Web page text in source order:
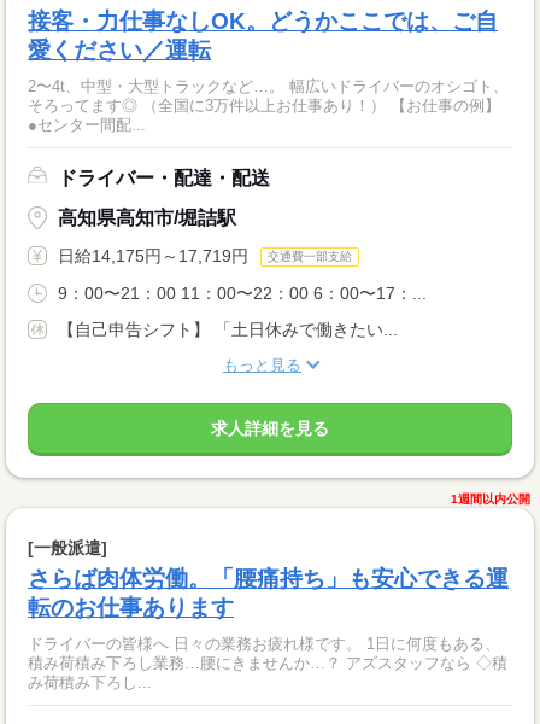
接客・力仕事なしOK。どうかここでは、ご自
愛ください／運転
2〜4t、中型・大型トラックなど…。 幅広いドライバーのオシゴト、
そろってます◎ （全国に3万件以上お仕事あり！） 【お仕事の例】
●センター間配...
ドライバー・配達・配送
高知県高知市/堀詰駅
日給14,175円～17,719円 交通費一部支給
9：00〜21：00 11：00〜22：00 6：00〜17：...
【自己申告シフト】 「土日休みで働きたい...
もっと見る
求人詳細を見る
1週間以内公開
[一般派遣]
さらば肉体労働。「腰痛持ち」も安心できる運
転のお仕事あります
ドライバーの皆様へ 日々の業務お疲れ様です。 1日に何度もある、
積み荷積み下ろし業務…腰にきませんか…？ アズスタッフなら ◇積
み荷積み下ろし...